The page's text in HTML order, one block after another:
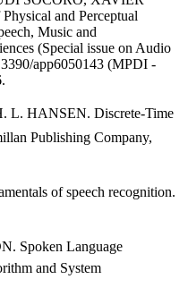
and Perceptual
Music and
(Special issue on Audio
app6050143 (MPDI -
HANSEN. Discrete-Time
Publishing Company,
of speech recognition.
Spoken Language
and System